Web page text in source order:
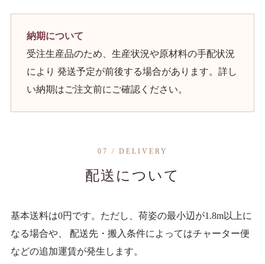
納期について
受注生産品のため、生産状況や原材料の手配状況
により 発送予定が前後する場合があります。詳し
い納期はご注文前にご確認ください。
07 / DELIVERY
配送について
基本送料は0円です。ただし、荷姿の最小辺が1.8m以上に
なる場合や、 配送先・搬入条件によってはチャーター便
などの追加運賃が発生します。